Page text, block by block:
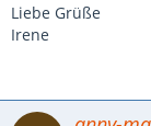
Liebe Grüße
Irene